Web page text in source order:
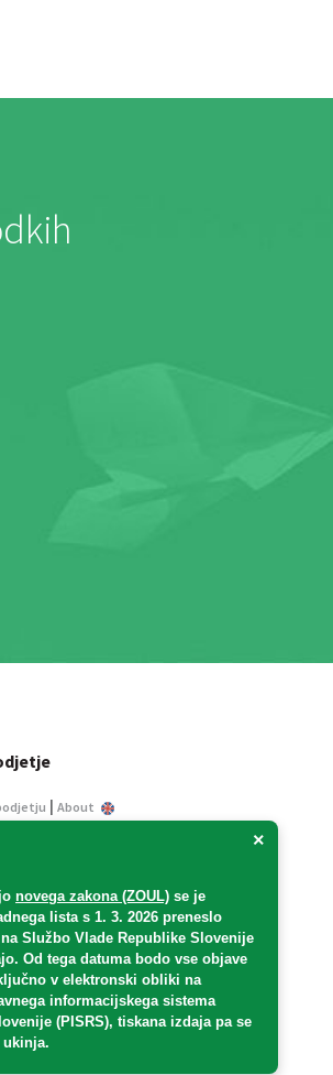
×
novega zakona (ZOUL) se je
lista s 1. 3. 2026 preneslo
na Službo Vlade Republike Slovenije
. Od tega datuma bodo vse objave
v elektronski obliki na
informacijskega sistema
(PISRS), tiskana izdaja pa se
ukinja.
| About
javnega
pogoji
o varstvu osebnih